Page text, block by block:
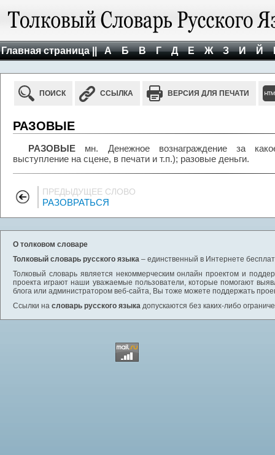
Главная страница || А Б В Г Д Е Ж З И Й
ПОИСК ССЫЛКА ВЕРСИЯ ДЛЯ ПЕЧАТИ
РАЗОВЫЕ
РАЗОВЫЕ мн. Денежное вознаграждение за
выступление на сцене, в печати и т.п.); разовые деньги.
ПРЕДЫДУЩЕЕ СЛОВО
РАЗОВРАТЬСЯ
О толковом словаре
Толковый словарь русского языка – единственный в Интернете
Толковый словарь является некоммерческим онлайн проектом и
проекта играют наши уважаемые пользователи, которые помогают
блога или администратором веб-сайта, Вы тоже можете поддержать
Ссылки на словарь русского языка допускаются без каких-либо